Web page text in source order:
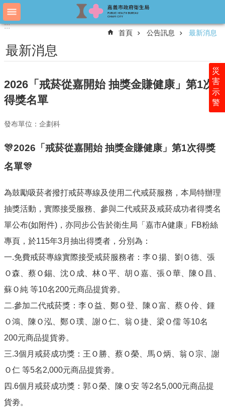
跳到主要內容區塊
進
搜
尋
認
識
生
科
室
附
單
位
公
資
訊
公
告
息
服
務
區
主
:::
災
害
示
警
:::
首頁 公告訊息 最新消息
最新消息
2026「戒菸從嘉開始 抽獎金賺健康」第1次
得獎名單
發布單位：企劃科
🎊2026「戒菸從嘉開始 抽獎金賺健康」第1次得獎
名單🎊
為鼓勵吸菸者撥打戒菸專線及使用二代戒菸服務，本局特辦理
抽獎活動，實際接受服務、參與二代戒菸及戒菸成功者得獎名
單公布(如附件)，亦同步公告於衛生局「嘉市A健康」FB粉絲
專頁，於115年3月抽出得獎者，分別為：
一.免費戒菸專線實際接受戒菸服務者：李Ｏ揚、劉Ｏ德、張
Ｏ森、蔡Ｏ錫、沈Ｏ成、林Ｏ平、胡Ｏ嘉、張Ｏ華、陳Ｏ昌、
蘇Ｏ純 等10名200元商品提貨劵。
二.參加二代戒菸獎：李Ｏ益、鄭Ｏ登、陳Ｏ富、蔡Ｏ伶、鍾
Ｏ鴻、陳Ｏ泓、鄭Ｏ璞、謝Ｏ仁、翁Ｏ捷、梁Ｏ儒 等10名
200元商品提貨劵。
三.3個月戒菸成功獎：王Ｏ勝、蔡Ｏ榮、馬Ｏ炳、翁Ｏ宗、謝
Ｏ仁 等5名2,000元商品提貨劵。
四.6個月戒菸成功獎：郭Ｏ榮、陳Ｏ安 等2名5,000元商品提
貨劵。